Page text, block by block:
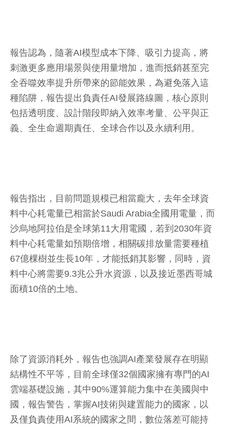
報告認為，隨著AI模型成本下降、吸引力提高，將
刺激更多應用場景與使用量增加，進而抵銷甚至完
全吞噬效率提升所帶來的節能效果，為避免落入這
種陷阱，報告提出負責任AI發展路線圖，核心原則
包括透明度、設計階段即納入效率考量、公平與正
義、全生命週期責任、全球合作以及永續利用。
報告指出，目前問題規模已相當龐大，去年全球資
料中心耗電量已相當於Saudi Arabia全國用電量，而
沙烏地阿拉伯是全球第11大用電國，若到2030年資
料中心耗電量如預期倍增，相關碳排放量需要種植
67億棵樹並生長10年，才能抵銷其影響，同時，資
料中心將需要9.3兆公升水資源，以及接近墨西哥城
面積10倍的土地。
除了資源消耗外，報告也強調AI產業發展存在明顯
結構性不平等，目前全球僅32個國家擁有專門的AI
雲端基礎設施，其中90%運算能力集中在美國與中
國，報告警告，掌握AI技術與建置能力的國家，以
及僅負責使用AI系統的國家之間，數位落差可能持